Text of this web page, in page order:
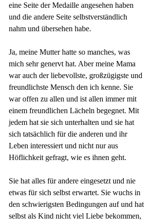
eine Seite der Medaille angesehen haben
und die andere Seite selbstverständlich
nahm und übersehen habe.
Ja, meine Mutter hatte so manches, was
mich sehr genervt hat. Aber meine Mama
war auch der liebevollste, großzügigste und
freundlichste Mensch den ich kenne. Sie
war offen zu allen und ist allen immer mit
einem freundlichen Lächeln begegnet. Mit
jedem hat sie sich unterhalten und sie hat
sich tatsächlich für die anderen und ihr
Leben interessiert und nicht nur aus
Höflichkeit gefragt, wie es ihnen geht.
Sie hat alles für andere eingesetzt und nie
etwas für sich selbst erwartet. Sie wuchs in
den schwierigsten Bedingungen auf und hat
selbst als Kind nicht viel Liebe bekommen,